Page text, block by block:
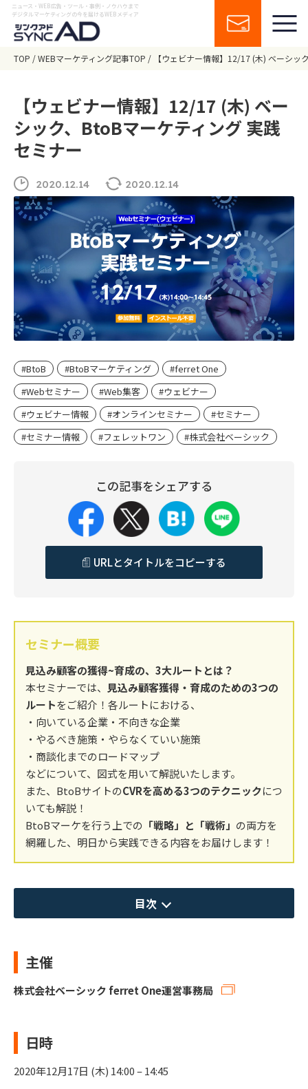
ニュース・WEB広告・ツール・事例・ノウハウまで
デジタルマーケティングの今を届けるWEBメディア
TOP WEBマーケティング記事TOP 【ウェビナー情報】12/17 (木) ベーシ
【ウェビナー情報】12/17 (木) ベー
シック、BtoBマーケティング 実践
セミナー
2020.12.14 2020.12.14
#BtoB #BtoBマーケティング
#ferret One
#Webセミナー
#Web集客
#ウェビナー
#ウェビナー情報
#オンラインセミナー
#セミナー
#セミナー情報
#フェレットワン #株式会社ベーシック
この記事をシェアする
URLとタイトルをコピーする
セミナー概要
見込み顧客の獲得~育成の、3大ルートとは？
本セミナーでは、 見込み顧客獲得・育成のための3つの
ルートをご紹介！各ルートにおける、
・向いている企業・不向きな企業
・やるべき施策・やらなくていい施策
・商談化までのロードマップ
などについて、図式を用いて解説いたします。
また、BtoBサイトのCVRを高める3つのテクニックにつ
いても解説！
BtoBマーケを行う上での 「戦略」と「戦術」 の両方を
網羅した、明日から実践できる内容をお届けします！
目次
主催
株式会社ベーシック ferret One運営事務局
日時
2020年12月17日 (木) 14:00 – 14:45